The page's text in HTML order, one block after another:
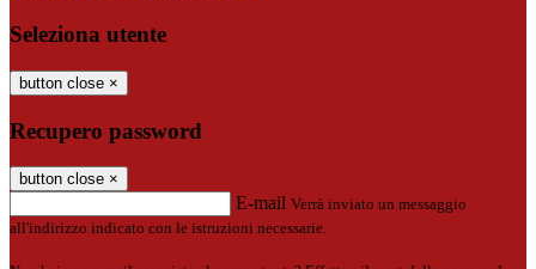
Seleziona utente
button close ×
Recupero password
button close ×
E-mail Verrà inviato un messaggio
all'indirizzo indicato con le istruzioni necessarie.